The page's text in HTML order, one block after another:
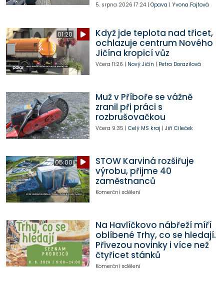
5. srpna 2026 17:24| Opava | Yvona Fajtová
01:20
Když jde teplota nad třicet,
ochlazuje centrum Nového
Jičína kropicí vůz
Včera 11:26 | Nový Jičín | Petra Dorazilová
Muž v Příboře se vážně
zranil při práci s
rozbrušovačkou
Včera 9:35 | Celý MS kraj | Jiří Cileček
05:00
STOW Karviná rozšiřuje
výrobu, přijme 40
zaměstnanců
Komerční sdělení
Na Havlíčkovo nábřeží míří
oblíbené Trhy, co se hledají.
Přivezou novinky i více než
čtyřicet stánků
Komerční sdělení